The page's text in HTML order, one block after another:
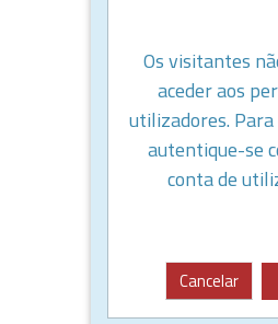
Os visitantes
aceder aos
utilizadores.
autentique-se
conta de
Cancelar